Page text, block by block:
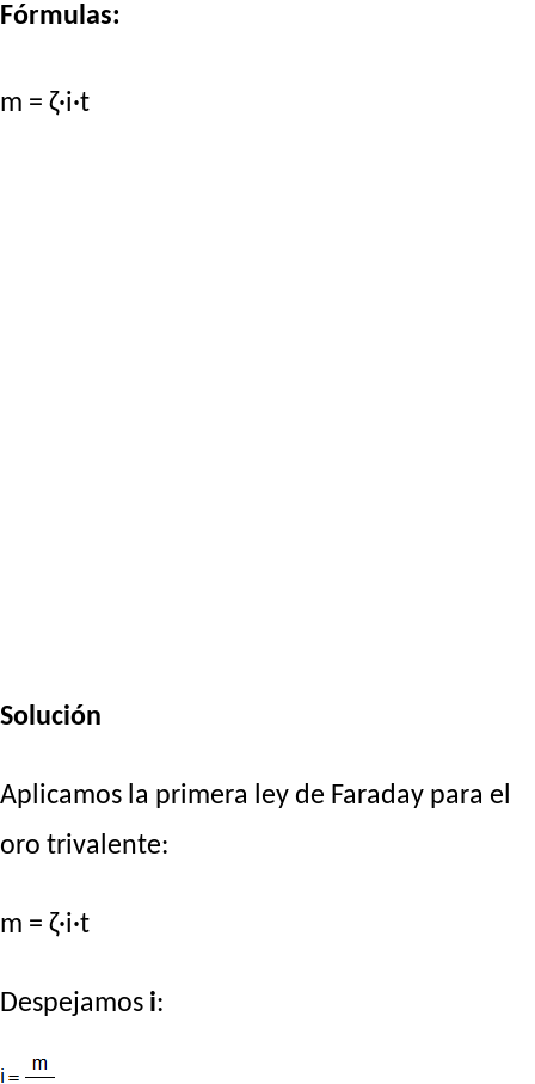
Fórmulas:
m = ζ·i·t
Solución
Aplicamos la primera ley de Faraday para el
oro trivalente:
m = ζ·i·t
Despejamos i: